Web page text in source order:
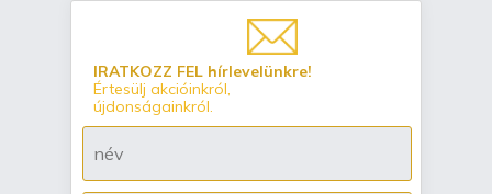
IRATKOZZ FEL hírlevelünkre!
Értesülj akcióinkról,
újdonságainkról.